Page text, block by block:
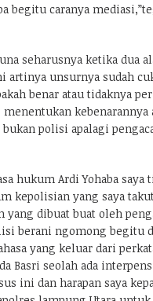
begitu caranya
seharusnya ketika dua
artinya unsurnya sudah
benar atau tidaknya
kebenarannya
polisi apalagi
hukum Ardi Yohaba saya
kepolisian yang saya
yang dibuat buat oleh
berani ngomong begitu
yang keluar dari
Basri seolah ada
ini dan harapan saya